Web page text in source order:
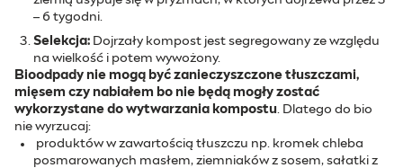
– 6 tygodni.
Selekcja: Dojrzały kompost jest segregowany ze względu
na wielkość i potem wywożony.
Bioodpady nie mogą być zanieczyszczone tłuszczami,
mięsem czy nabiałem bo nie będą mogły zostać
wykorzystane do wytwarzania kompostu. Dlatego do bio
nie wyrzucaj:
produktów w zawartością tłuszczu np. kromek chleba
posmarowanych masłem, ziemniaków z sosem, sałatki z